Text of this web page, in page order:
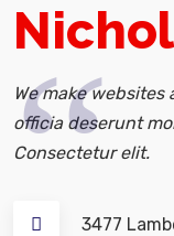
We make
officia deserunt
Consectetur elit.
3477